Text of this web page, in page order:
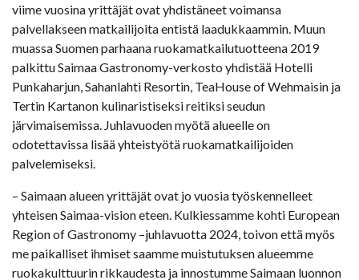
viime vuosina yrittäjät ovat yhdistäneet voimansa
palvellakseen matkailijoita entistä laadukkaammin. Muun
muassa Suomen parhaana ruokamatkailutuotteena 2019
palkittu Saimaa Gastronomy-verkosto yhdistää Hotelli
Punkaharjun, Sahanlahti Resortin, TeaHouse of Wehmaisin ja
Tertin Kartanon kulinaristiseksi reitiksi seudun
järvimaisemissa. Juhlavuoden myötä alueelle on
odotettavissa lisää yhteistyötä ruokamatkailijoiden
palvelemiseksi.
– Saimaan alueen yrittäjät ovat jo vuosia työskennelleet
yhteisen Saimaa-vision eteen. Kulkiessamme kohti European
Region of Gastronomy –juhlavuotta 2024, toivon että myös
me paikalliset ihmiset saamme muistutuksen alueemme
ruokakulttuurin rikkaudesta ja innostumme Saimaan luonnon